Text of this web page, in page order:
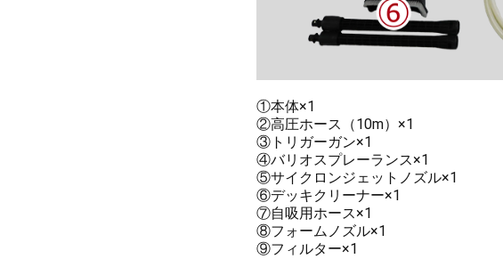
①本体×1
②高圧ホース（10m）×1
③トリガーガン×1
④バリオスプレーランス×1
⑤サイクロンジェットノズル×1
⑥デッキクリーナー×1
⑦自吸用ホース×1
⑧フォームノズル×1
⑨フィルター×1